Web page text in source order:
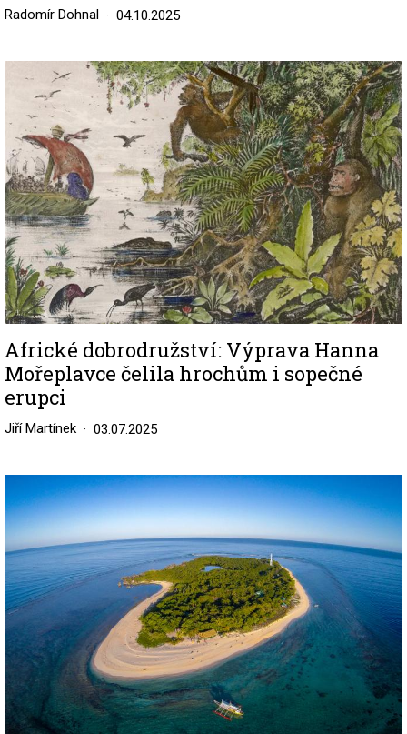
Radomír Dohnal 04.10.2025
Africké dobrodružství: Výprava Hanna
Mořeplavce čelila hrochům i sopečné
erupci
Jiří Martínek 03.07.2025